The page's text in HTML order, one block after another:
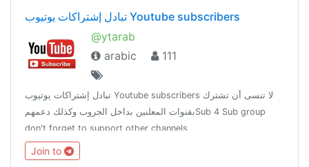
تبادل إشتراكات يوتيوب Youtube subscribers
@ytarab
arabic
111
تبادل إشتراكات يوتيوب Youtube subscribers لا تنسى أن تشترك
بقنوات المعلنين بداخل الجروب وكذلك دعمهمSub 4 Sub group
don't forget to support other channels
https://www.youtube.com/user/safnahdotcom?
sub_confirmation=1
Join to